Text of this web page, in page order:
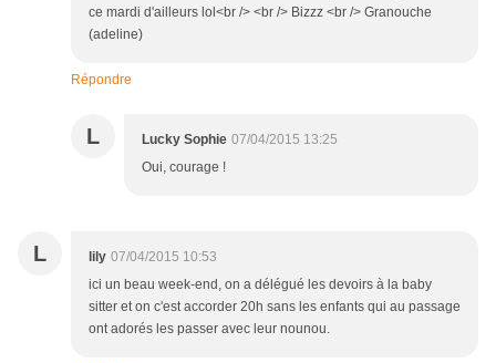
ce mardi d'ailleurs lol<br /> <br /> Bizzz <br /> Granouche
(adeline)
Répondre
L Lucky Sophie 07/04/2015 13:25
Oui, courage !
L lily 07/04/2015 10:53
ici un beau week-end, on a délégué les devoirs à la baby
sitter et on c'est accorder 20h sans les enfants qui au passage
ont adorés les passer avec leur nounou.